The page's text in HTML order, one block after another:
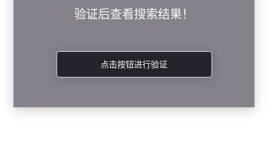
验证后查看搜索结果！
点击按钮进行验证